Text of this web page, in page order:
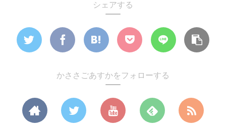
シェアする
かささごあすかをフォローする